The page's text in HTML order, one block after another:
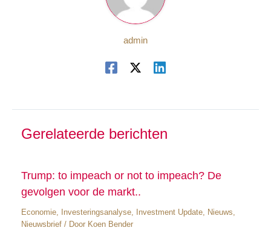
admin
Gerelateerde berichten
Trump: to impeach or not to impeach? De
gevolgen voor de markt..
Economie, Investeringsanalyse, Investment Update, Nieuws,
Nieuwsbrief/ Door Koen Bender